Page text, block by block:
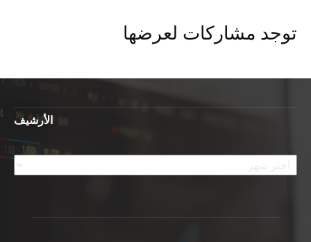
توجد مشاركات لعرضها
الأرشيف
الأرشيف